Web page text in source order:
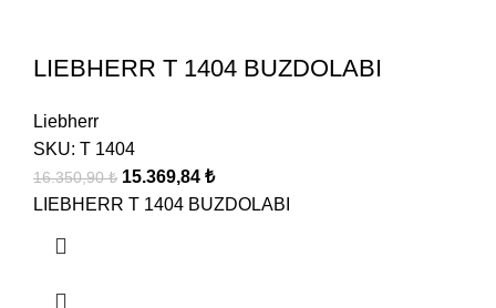
LIEBHERR T 1404 BUZDOLABI
Liebherr
SKU: T 1404
16.350,90₺ 15.369,84 ₺
LIEBHERR T 1404 BUZDOLABI